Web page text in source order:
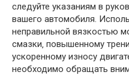
следуйте указаниям в
вашего автомобиля.
неправильной вязкостью
смазки‚ повышенному
ускоренному износу
необходимо обращать